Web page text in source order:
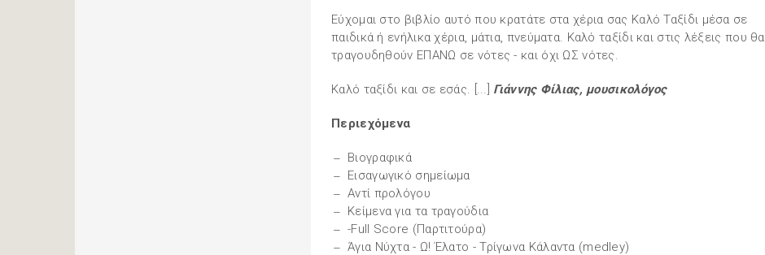
Εύχομαι στο βιβλίο αυτό που κρατάτε στα χέρια σας Καλό Ταξίδι μέσα σε
παιδικά ή ενήλικα χέρια, μάτια, πνεύματα. Καλό ταξίδι και στις λέξεις που θα
τραγουδηθούν ΕΠΑΝΩ σε νότες - και όχι ΩΣ νότες.
Καλό ταξίδι και σε εσάς. [...] Γιάννης Φίλιας, μουσικολόγος
Περιεχόμενα
Βιογραφικά
Εισαγωγικό σημείωμα
Αντί προλόγου
Κείμενα για τα τραγούδια
-Full Score (Παρτιτούρα)
Άγια Νύχτα - Ω! Έλατο - Τρίγωνα Κάλαντα (medley)